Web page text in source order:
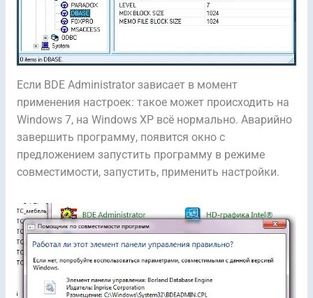
Если BDE Administrator зависает в момент
применения настроек: такое может происходить на
Windows 7, на Windows XP всё нормально. Аварийно
завершить программу, появится окно с
предложением запустить программу в режиме
совместимости, запустить, применить настройки.